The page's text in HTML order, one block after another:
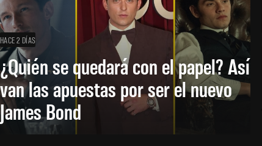
HACE 2 DÍAS
¿Quién se quedará con el papel? Así
van las apuestas por ser el nuevo
James Bond